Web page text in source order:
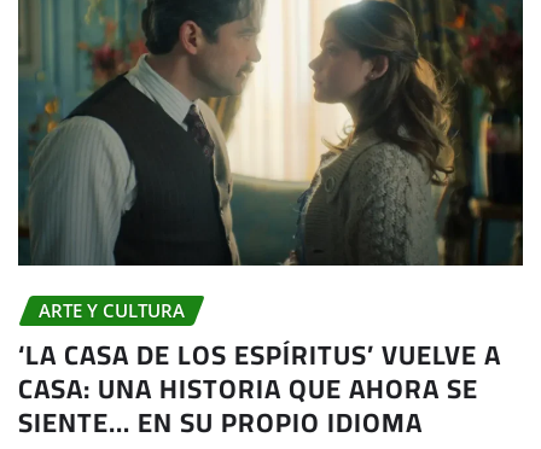
ARTE Y CULTURA
‘LA CASA DE LOS ESPÍRITUS’ VUELVE A
CASA: UNA HISTORIA QUE AHORA SE
SIENTE… EN SU PROPIO IDIOMA